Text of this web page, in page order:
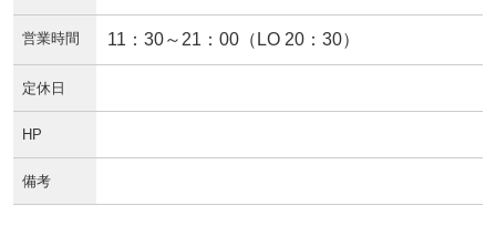
営業時間 11：30～21：00（LO 20：30）
定休日
HP
備考